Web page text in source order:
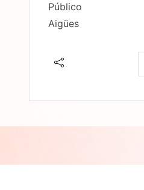
Público
Aigües